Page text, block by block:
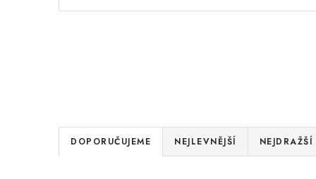
Ř
a
DOPORUČUJEME NEJLEVNĚJŠÍ NEJDRAŽŠÍ